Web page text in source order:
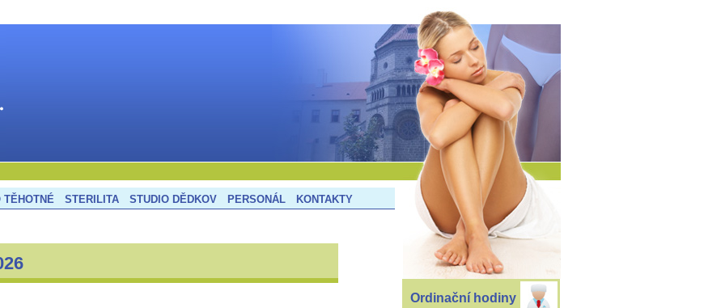
TĚHOTNÉ STERILITA STUDIO DĚDKOV PERSONÁL KONTAKTY
Ordinační hodiny